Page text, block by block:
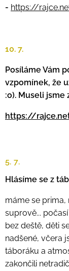
- https://
10. 7.
Posíláme Vám
vzpomínek, že
:o). Museli
https://
5. 7.
Hlásíme se z
máme se prima,
suprově...
bez deště, děti
nadšené, včera
táboráku a
zakončili